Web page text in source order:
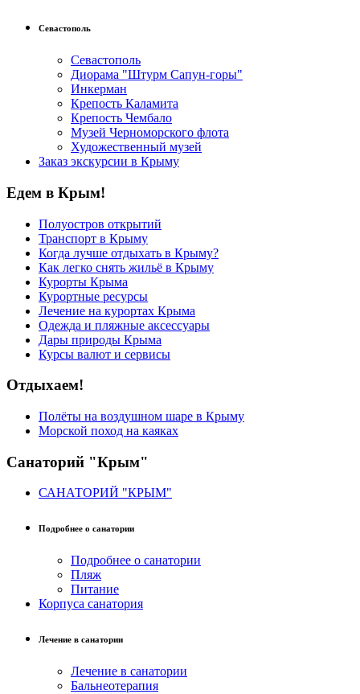
Севастополь
Севастополь
Диорама "Штурм Сапун-горы"
Инкерман
Крепость Каламита
Крепость Чембало
Музей Черноморского флота
Художественный музей
Заказ экскурсии в Крыму
Едем в Крым!
Полуостров открытий
Транспорт в Крыму
Когда лучше отдыхать в Крыму?
Как легко снять жильё в Крыму
Курорты Крыма
Курортные ресурсы
Лечение на курортах Крыма
Одежда и пляжные аксессуары
Дары природы Крыма
Курсы валют и сервисы
Отдыхаем!
Полёты на воздушном шаре в Крыму
Морской поход на каяках
Санаторий "Крым"
САНАТОРИЙ "КРЫМ"
Подробнее о санатории
Подробнее о санатории
Пляж
Питание
Корпуса санатория
Лечение в санатории
Лечение в санатории
Бальнеотерапия